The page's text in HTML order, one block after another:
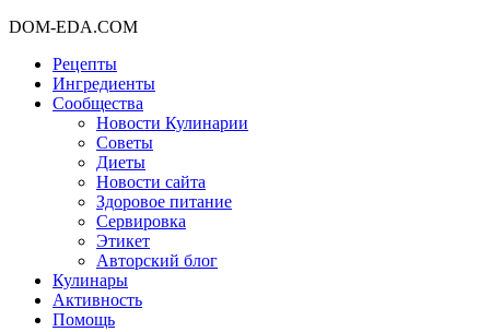
DOM-EDA.COM
Рецепты
Ингредиенты
Сообщества
Новости Кулинарии
Советы
Диеты
Новости сайта
Здоровое питание
Сервировка
Этикет
Авторский блог
Кулинары
Активность
Помощь